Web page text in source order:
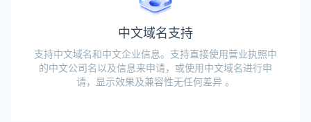
中文域名支持
支持中文域名和中文企业信息。支持直接使用营业执照中
的中文公司名以及信息来申请，或使用中文域名进行申
请，显示效果及兼容性无任何差异 。